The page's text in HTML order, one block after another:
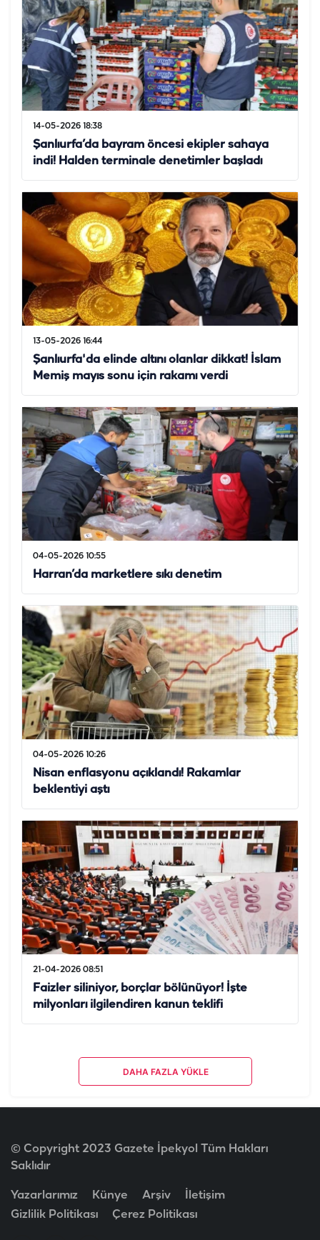
14-05-2026 18:38
Şanlıurfa’da bayram öncesi ekipler sahaya
indi! Halden terminale denetimler başladı
13-05-2026 16:44
Şanlıurfa'da elinde altını olanlar dikkat! İslam
Memiş mayıs sonu için rakamı verdi
04-05-2026 10:55
Harran’da marketlere sıkı denetim
04-05-2026 10:26
Nisan enflasyonu açıklandı! Rakamlar
beklentiyi aştı
21-04-2026 08:51
Faizler siliniyor, borçlar bölünüyor! İşte
milyonları ilgilendiren kanun teklifi
DAHA FAZLA YÜKLE
© Copyright 2023 Gazete İpekyol Tüm Hakları
Saklıdır
Yazarlarımız Künye Arşiv
İletişim
Gizlilik Politikası
Çerez Politikası